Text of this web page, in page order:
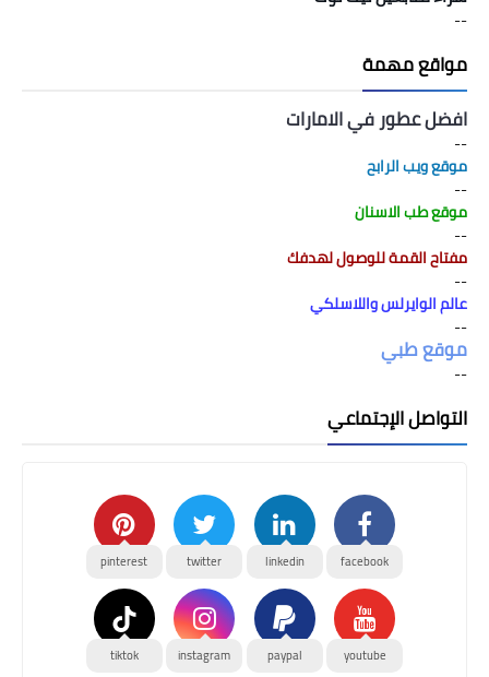
--
مواقع مهمة
افضل عطور في الامارات
--
موقع ويب الرابح
--
موقع طب الاسنان
--
مفتاح القمة للوصول لهدفك
--
عالم الوايرلس واللاسلكي
--
موقع طبي
--
التواصل الإجتماعي
facebook
linkedin
twitter
pinterest
youtube
paypal
instagram
tiktok